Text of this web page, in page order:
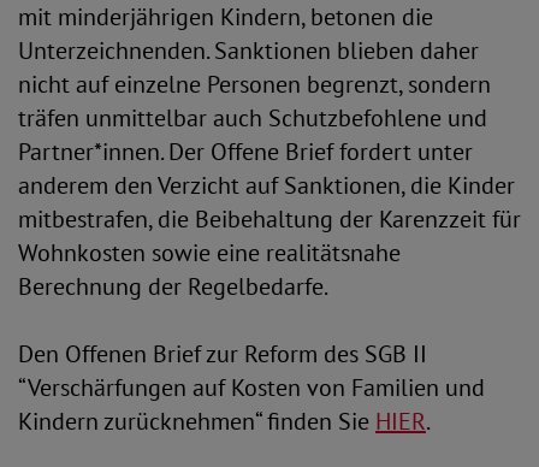
mit minderjährigen Kindern, betonen die
Unterzeichnenden. Sanktionen blieben daher
nicht auf einzelne Personen begrenzt, sondern
träfen unmittelbar auch Schutzbefohlene und
Partner*innen. Der Offene Brief fordert unter
anderem den Verzicht auf Sanktionen, die Kinder
mitbestrafen, die Beibehaltung der Karenzzeit für
Wohnkosten sowie eine realitätsnahe
Berechnung der Regelbedarfe.
Den Offenen Brief zur Reform des SGB II
“Verschärfungen auf Kosten von Familien und
Kindern zurücknehmen“ finden Sie HIER.